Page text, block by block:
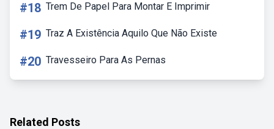
#18 Trem De Papel Para Montar E Imprimir
#19 Traz A Existência Aquilo Que Não Existe
#20 Travesseiro Para As Pernas
Related Posts